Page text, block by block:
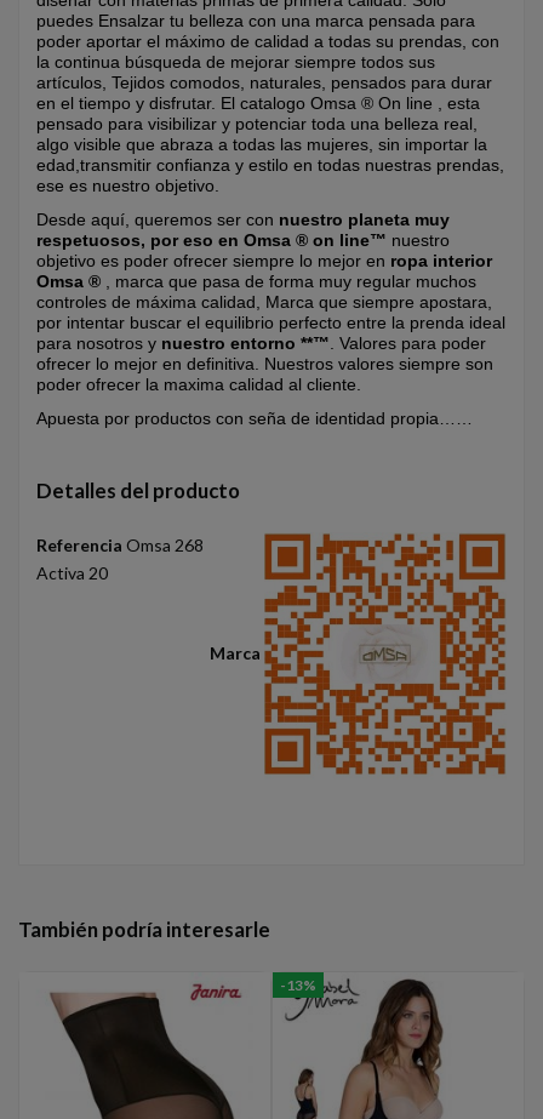
puedes Ensalzar tu belleza con una marca pensada para
poder aportar el máximo de calidad a todas su prendas, con
la continua búsqueda de mejorar siempre todos sus
artículos, Tejidos comodos, naturales, pensados para durar
en el tiempo y disfrutar. El catalogo Omsa ® On line , esta
pensado para visibilizar y potenciar toda una belleza real,
algo visible que abraza a todas las mujeres, sin importar la
edad,transmitir confianza y estilo en todas nuestras prendas,
ese es nuestro objetivo.
Desde aquí, queremos ser con nuestro planeta muy
respetuosos, por eso en Omsa ® on line™ nuestro
objetivo es poder ofrecer siempre lo mejor en ropa interior
Omsa ®
, marca que pasa de forma muy regular muchos
controles de máxima calidad, Marca que siempre apostara,
por intentar buscar el equilibrio perfecto entre la prenda ideal
para nosotros y nuestro entorno **™ . Valores para poder
ofrecer lo mejor en definitiva. Nuestros valores siempre son
poder ofrecer la maxima calidad al cliente.
Apuesta por productos con seña de identidad propia……
Detalles del producto
Marca
Referencia Omsa 268
Activa 20
También podría interesarle
-13%